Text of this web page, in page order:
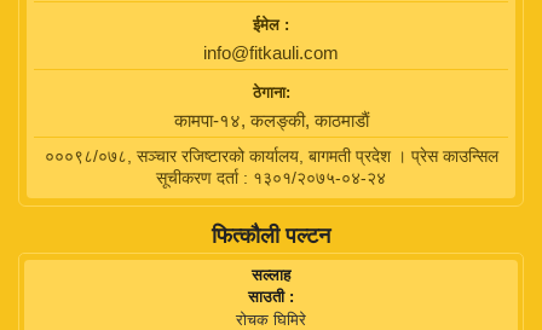
ईमेल :
info@fitkauli.com
ठेगाना:
कामपा-१४, कलङ्की, काठमाडाैं
०००९८/०७८, सञ्चार रजिष्टारको कार्यालय, बागमती प्रदेश । प्रेस काउन्सिल
सूचीकरण दर्ता : १३०१/२०७५-०४-२४
फित्कौली पल्टन
सल्लाह
साउती :
रोचक घिमिरे